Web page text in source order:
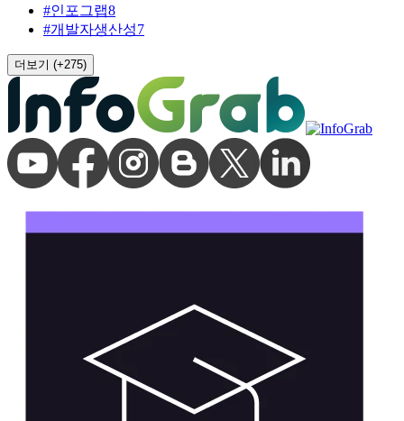
#인포그랩8
#개발자생산성7
더보기 (+275)